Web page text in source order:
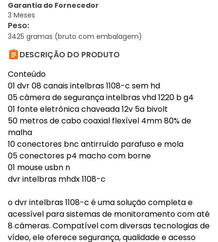
Garantia do Fornecedor
3 Meses
Peso:
3425 gramas (bruto com embalagem)
DESCRIÇÃO DO PRODUTO
Conteúdo
01 dvr 08 canais intelbras 1108-c sem hd
05 câmera de segurança intelbras vhd 1220 b g4
01 fonte eletrônica chaveada 12v 5a bivolt
50 metros de cabo coaxial flexível 4mm 80% de
malha
10 conectores bnc antirruído parafuso e mola
05 conectores p4 macho com borne
01 mouse usbn n
dvr intelbras mhdx 1108-c
o dvr intelbras 1108-c é uma solução completa e
acessível para sistemas de monitoramento com até
8 câmeras. Compatível com diversas tecnologias de
vídeo, ele oferece segurança, qualidade e acesso